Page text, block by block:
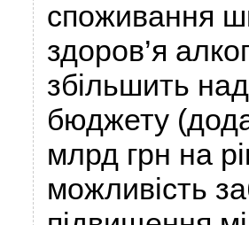
споживання
здоров’я
збільшить
бюджету
млрд грн на
можливість